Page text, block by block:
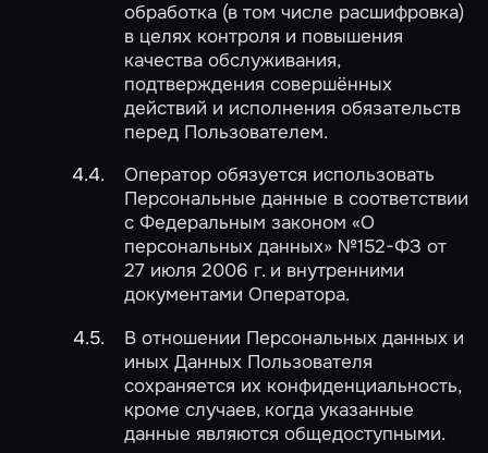
обработка (в том числе расшифровка)
в целях контроля и повышения
качества обслуживания,
подтверждения совершённых
действий и исполнения обязательств
перед Пользователем.
Оператор обязуется использовать
Персональные данные в соответствии
с Федеральным законом «О
персональных данных» №152-ФЗ от
27 июля 2006 г. и внутренними
документами Оператора.
В отношении Персональных данных и
иных Данных Пользователя
сохраняется их конфиденциальность,
кроме случаев, когда указанные
данные являются общедоступными.